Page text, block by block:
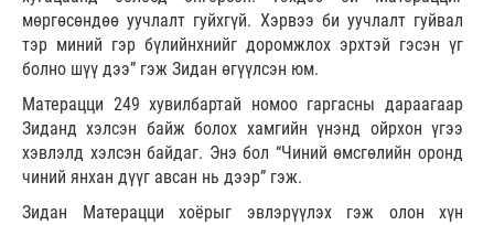
мөргөсөндөө уучлалт гуйхгүй. Хэрвээ би уучлалт гуйвал
тэр миний гэр бүлийнхнийг доромжлох эрхтэй гэсэн үг
болно шүү дээ” гэж Зидан өгүүлсэн юм.
Матерацци 249 хувилбартай номоо гаргасны дараагаар
Зиданд хэлсэн байж болох хамгийн үнэнд ойрхон үгээ
хэвлэлд хэлсэн байдаг. Энэ бол “Чиний өмсгөлийн оронд
чиний янхан дүүг авсан нь дээр” гэж.
Зидан Матерацци хоёрыг эвлэрүүлэх гэж олон хүн